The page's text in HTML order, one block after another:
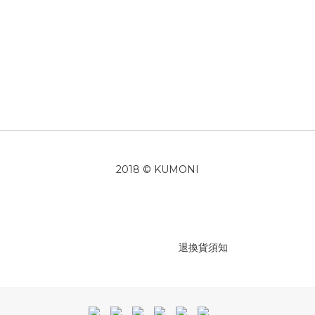
2018 © KUMONI
退換貨須知